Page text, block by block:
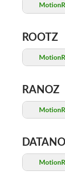
ROOTZ
RANOZ